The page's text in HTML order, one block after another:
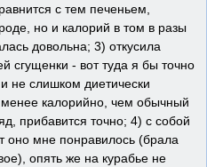
с тем печеньем,
но и калорий в том в разы
довольна; 3) откусила
сгущенки - вот туда я бы точно
не слишком диетически
менее калорийно, чем обычный
прибавится точно; 4) с собой
оно мне понравилось (брала
опять же на курабье не